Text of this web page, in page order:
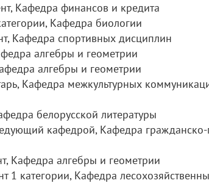
Кафедра финансов и кредита
Кафедра биологии
Кафедра спортивных дисциплин
алгебры и геометрии
алгебры и геометрии
Кафедра межкультурных
белорусской литературы
кафедрой, Кафедра
Кафедра алгебры и геометрии
1 категории, Кафедра